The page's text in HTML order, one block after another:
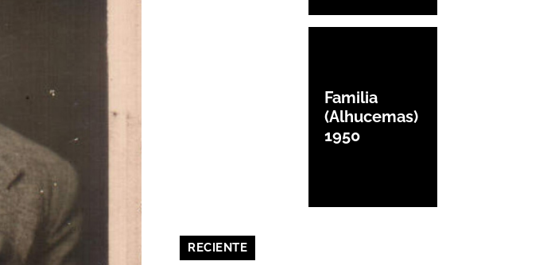
Familia
(Alhucemas)
1950
RECIENTE